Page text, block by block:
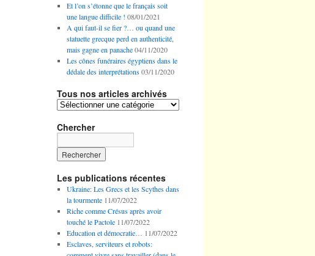
Et l’on s’étonne que le français soit
une langue difficile ! 08/01/2021
A qui faut-il se fier ?… ou quand une
statuette grecque perd en authenticité,
mais gagne en panache 04/11/2020
Les cônes funéraires égyptiens dans le
dédale des interprétations 03/11/2020
Tous nos articles archivés
Tous
articles
Chercher
Les publications récentes
Ukraine: Les Grecs et les Scythes dans
la tourmente 11/07/2022
Riche comme Crésus après avoir
touché le Pactole 11/07/2022
Education et démocratie… 11/07/2022
Esclaves, serviteurs et robots: